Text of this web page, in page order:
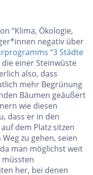
“Klima, Ökologie,
negativ über
“3 Städte
einer Steinwüste
also, dass
mehr Begrünung
Bäumen geäußert
wie diesen
dass er in den
dem Platz sitzen
zu gehen, seien
man möglichst weit
her, bei denen